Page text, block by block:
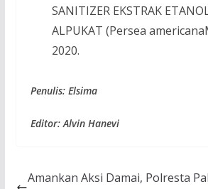
SANITIZER EKSTRAK
ALPUKAT (Persea
2020.
Penulis: Elsima
Editor: Alvin Hanevi
Amankan Aksi Damai, Polresta